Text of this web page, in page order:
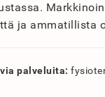
ja ammatillista
palveluita: